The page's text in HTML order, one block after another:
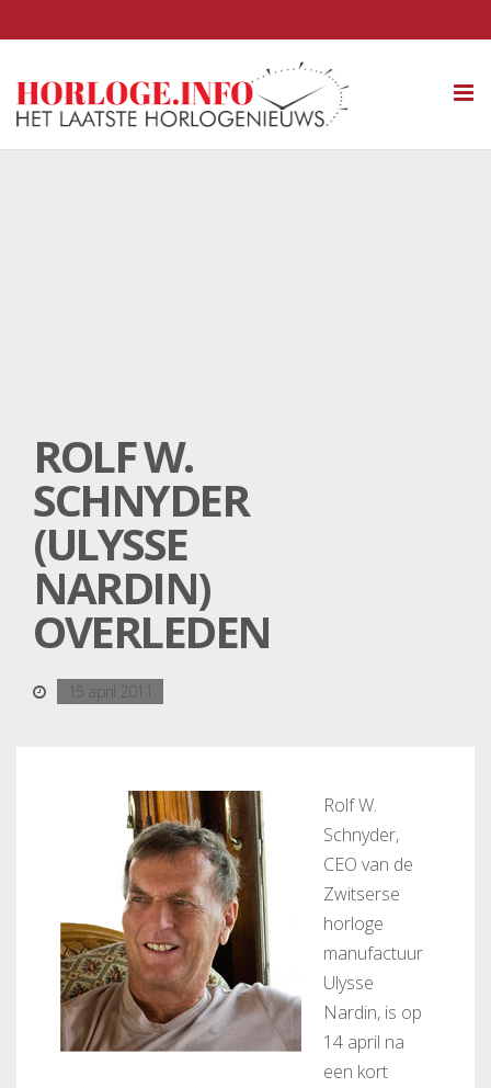
ROLF W.
SCHNYDER
(ULYSSE
NARDIN)
OVERLEDEN
15 april 2011
Rolf W.
Schnyder,
CEO van de
Zwitserse
horloge
manufactuur
Ulysse
Nardin, is op
14 april na
een kort